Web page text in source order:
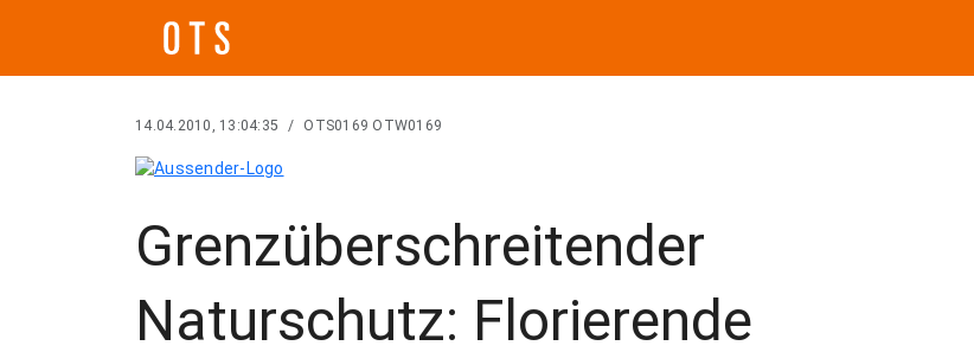
14.04.2010, 13:04:35 / OTS0169 OTW0169
Grenzüberschreitender
Naturschutz: Florierende